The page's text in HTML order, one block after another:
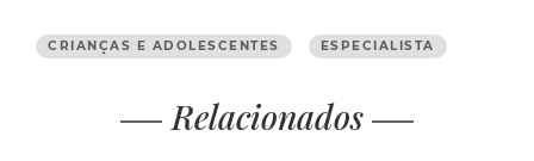
CRIANÇAS E ADOLESCENTES ESPECIALISTA
Relacionados